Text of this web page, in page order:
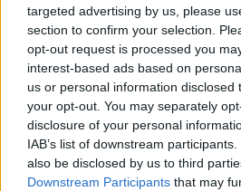
targeted advertising by us, please
section to confirm your selection.
opt-out request is processed you
interest-based ads based on
us or personal information disclosed
your opt-out. You may separately
disclosure of your personal
IAB’s list of downstream
also be disclosed by us to third
Downstream Participants that may
Η Ρωσία αντιμετωπίζει μεγάλη
ουκρανικά drone έχουν
ρωσικής διυλιστικής
επιβεβαιωμένα χτυπήματα από
τον Μάιο του 2026. Αυτό έχει
ελλείψεις σε πολλές περιοχές,
και πλαφόν στα πρατήρια. Στην
Λουγκάνσκ, στο Κουρσκ και